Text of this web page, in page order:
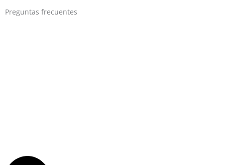
Preguntas frecuentes